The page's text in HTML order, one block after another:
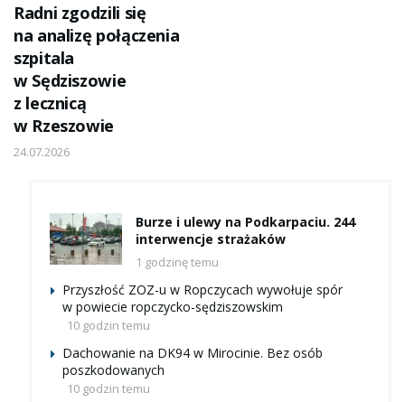
Radni zgodzili się
na analizę połączenia
szpitala
w Sędziszowie
z lecznicą
w Rzeszowie
24.07.2026
Burze i ulewy na Podkarpaciu. 244
interwencje strażaków
1 godzinę temu
Przyszłość ZOZ-u w Ropczycach wywołuje spór
w powiecie ropczycko-sędziszowskim
10 godzin temu
Dachowanie na DK94 w Mirocinie. Bez osób
poszkodowanych
10 godzin temu